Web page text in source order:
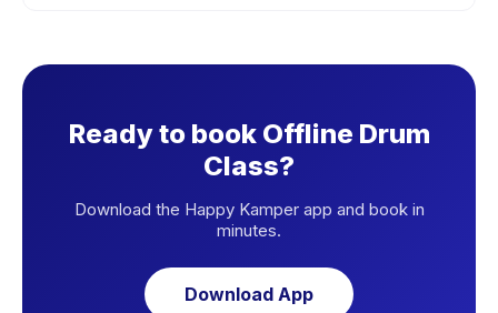
Ready to book Offline Drum
Class?
Download the Happy Kamper app and book in
minutes.
Download App